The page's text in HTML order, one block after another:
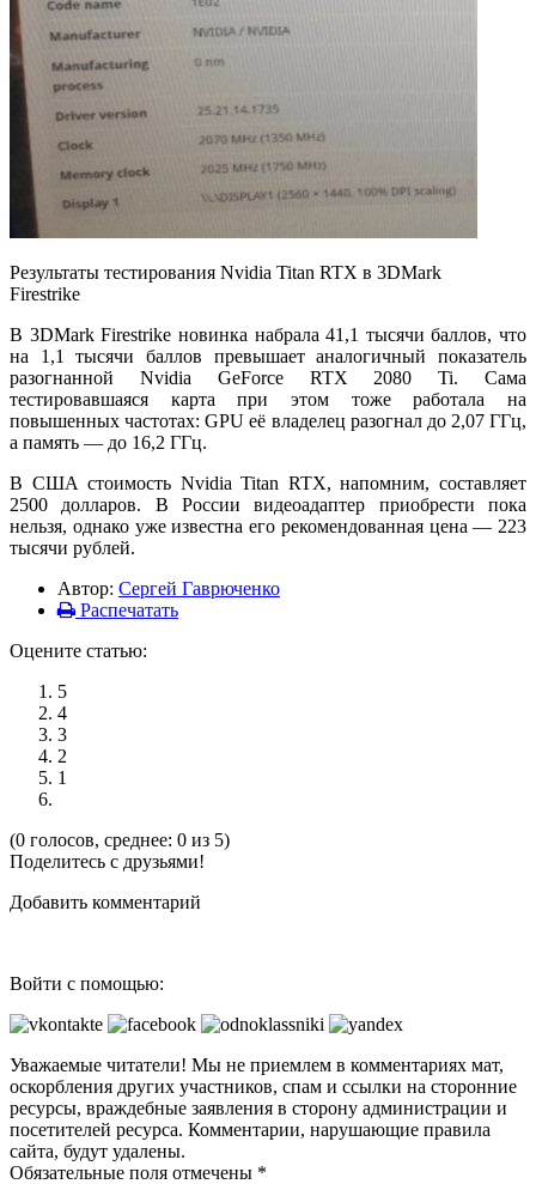
Результаты тестирования Nvidia Titan RTX в 3DMark
Firestrike
В 3DMark Firestrike новинка набрала 41,1 тысячи баллов, что
на 1,1 тысячи баллов превышает аналогичный показатель
разогнанной Nvidia GeForce RTX 2080 Ti. Сама
тестировавшаяся карта при этом тоже работала на
повышенных частотах: GPU её владелец разогнал до 2,07 ГГц,
а память — до 16,2 ГГц.
В США стоимость Nvidia Titan RTX, напомним, составляет
2500 долларов. В России видеоадаптер приобрести пока
нельзя, однако уже известна его рекомендованная цена — 223
тысячи рублей.
Автор: Сергей Гаврюченко
Распечатать
Оцените статью:
5
4
3
2
1
(0 голосов, среднее: 0 из 5)
Поделитесь с друзьями!
Добавить комментарий
Войти с помощью:
Уважаемые читатели! Мы не приемлем в комментариях мат,
оскорбления других участников, спам и ссылки на сторонние
ресурсы, враждебные заявления в сторону администрации и
посетителей ресурса. Комментарии, нарушающие правила
сайта, будут удалены.
Обязательные поля отмечены *